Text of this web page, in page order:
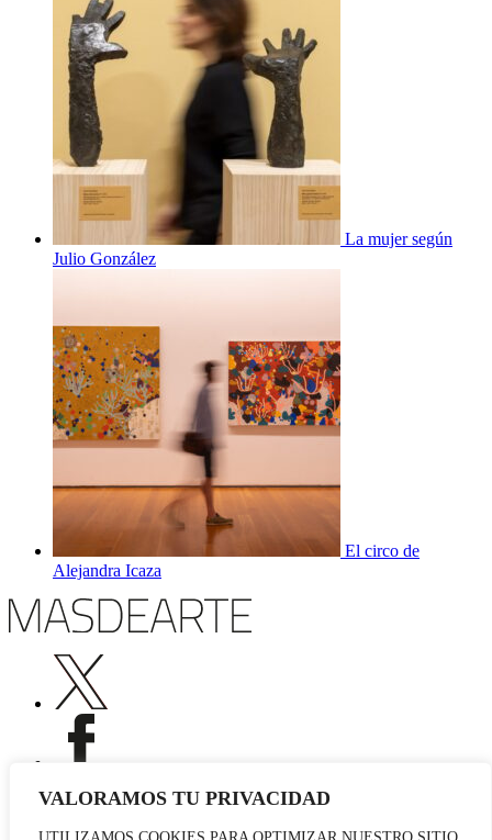
VALORAMOS TU PRIVACIDAD
La mujer según
Julio González
El circo de
Alejandra Icaza